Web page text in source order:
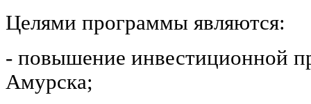
Целями программы являются:
- повышение инвестиционной
Амурска;